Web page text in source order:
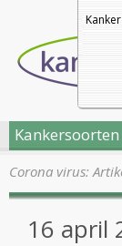
Kankersoorten
Corona virus:
16 april